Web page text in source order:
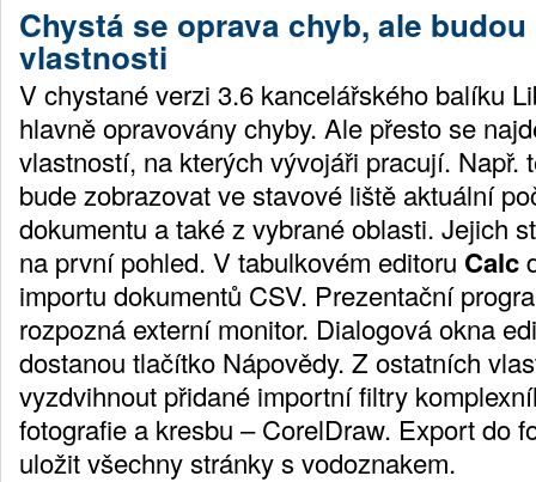
Chystá se oprava chyb, ale
vlastnosti
V chystané verzi 3.6 kancelářského balíku
hlavně opravovány chyby. Ale přesto se
vlastností, na kterých vývojáři pracují. Např.
bude zobrazovat ve stavové liště aktuální
dokumentu a také z vybrané oblasti. Jejich
na první pohled. V tabulkovém editoru Calc
importu dokumentů CSV. Prezentační
rozpozná externí monitor. Dialogová okna
dostanou tlačítko Nápovědy. Z ostatních
vyzdvihnout přidané importní filtry
fotografie a kresbu – CorelDraw. Export do
uložit všechny stránky s vodoznakem.